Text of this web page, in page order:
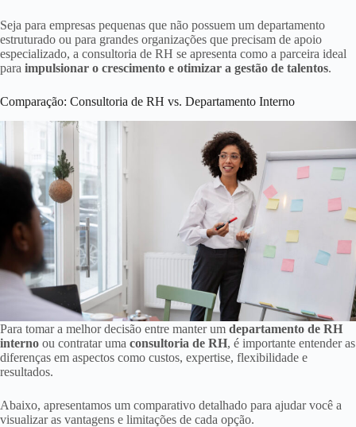
Seja para empresas pequenas que não possuem um departamento
estruturado ou para grandes organizações que precisam de apoio
especializado, a consultoria de RH se apresenta como a parceira ideal
para impulsionar o crescimento e otimizar a gestão de talentos.
Comparação: Consultoria de RH vs. Departamento Interno
Para tomar a melhor decisão entre manter um departamento de RH
interno ou contratar uma consultoria de RH, é importante entender as
diferenças em aspectos como custos, expertise, flexibilidade e
resultados.
Abaixo, apresentamos um comparativo detalhado para ajudar você a
visualizar as vantagens e limitações de cada opção.